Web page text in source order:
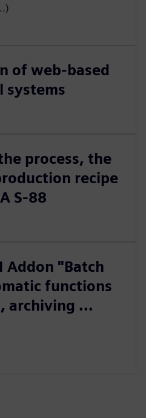
of web-based
systems
process, the
recipe
S-88
Addon "Batch
functions
archiving ...